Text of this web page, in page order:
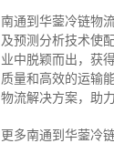
南通到华蓥冷链物
及预测分析技术使
业中脱颖而出，获
质量和高效的运输
物流解决方案，助
更多南通到华蓥冷